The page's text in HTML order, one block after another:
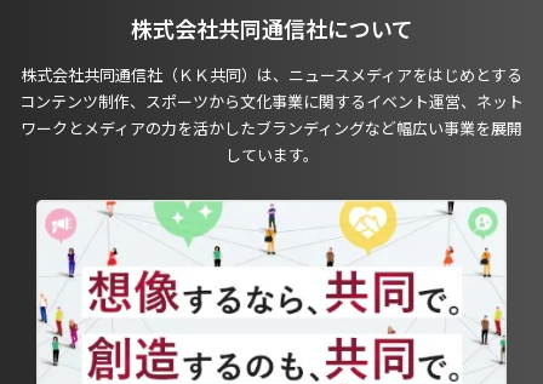
株式会社共同通信社について
株式会社共同通信社（ＫＫ共同）は、ニュースメディアをはじめとする
コンテンツ制作、スポーツから文化事業に関するイベント運営、ネット
ワークとメディアの力を活かしたブランディングなど幅広い事業を展開
しています。